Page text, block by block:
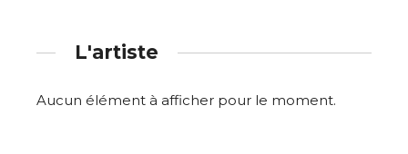
L'artiste
Aucun élément à afficher pour le moment.